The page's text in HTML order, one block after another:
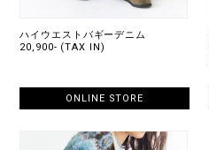
ハイウエストバギーデニム
20,900- (TAX IN)
ONLINE STORE